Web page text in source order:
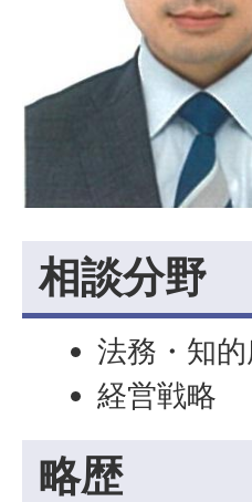
相談分野
法務・知
経営戦略
略歴